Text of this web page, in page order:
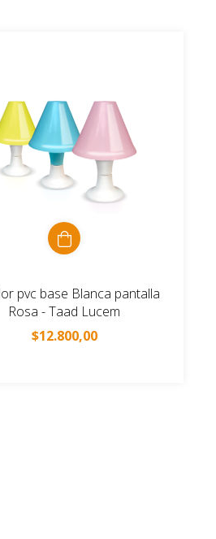
pvc base Blanca pantalla
Rosa - Taad Lucem
$12.800,00